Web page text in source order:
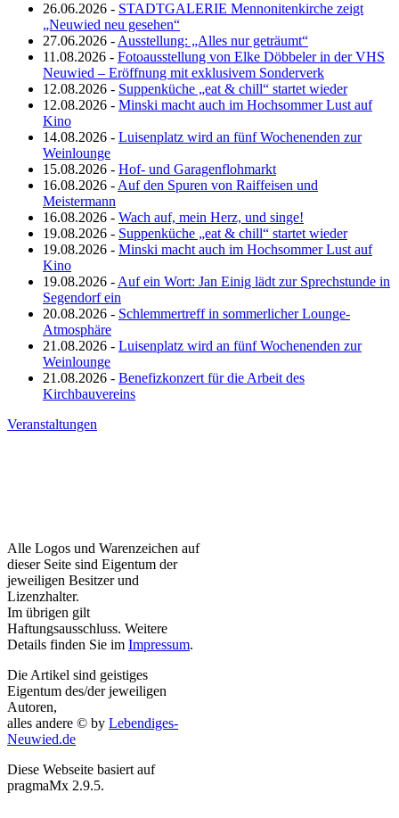
26.06.2026 - STADTGALERIE Mennonitenkirche zeigt
„Neuwied neu gesehen“
27.06.2026 - Ausstellung: „Alles nur geträumt“
11.08.2026 - Fotoausstellung von Elke Döbbeler in der VHS
Neuwied – Eröffnung mit exklusivem Sonderverk
12.08.2026 - Suppenküche „eat & chill“ startet wieder
12.08.2026 - Minski macht auch im Hochsommer Lust auf
Kino
14.08.2026 - Luisenplatz wird an fünf Wochenenden zur
Weinlounge
15.08.2026 - Hof- und Garagenflohmarkt
16.08.2026 - Auf den Spuren von Raiffeisen und
Meistermann
16.08.2026 - Wach auf, mein Herz, und singe!
19.08.2026 - Suppenküche „eat & chill“ startet wieder
19.08.2026 - Minski macht auch im Hochsommer Lust auf
Kino
19.08.2026 - Auf ein Wort: Jan Einig lädt zur Sprechstunde in
Segendorf ein
20.08.2026 - Schlemmertreff in sommerlicher Lounge-
Atmosphäre
21.08.2026 - Luisenplatz wird an fünf Wochenenden zur
Weinlounge
21.08.2026 - Benefizkonzert für die Arbeit des
Kirchbauvereins
Veranstaltungen
Alle Logos und Warenzeichen auf
dieser Seite sind Eigentum der
jeweiligen Besitzer und
Lizenzhalter.
Im übrigen gilt
Haftungsausschluss. Weitere
Details finden Sie im Impressum.
Die Artikel sind geistiges
Eigentum des/der jeweiligen
Autoren,
alles andere © by Lebendiges-
Neuwied.de
Diese Webseite basiert auf
pragmaMx 2.9.5.